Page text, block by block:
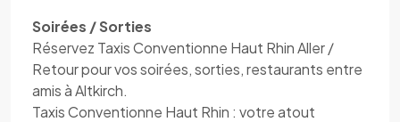
Soirées / Sorties
Réservez Taxis Conventionne Haut Rhin Aller /
Retour pour vos soirées, sorties, restaurants entre
amis à Altkirch.
Taxis Conventionne Haut Rhin : votre atout